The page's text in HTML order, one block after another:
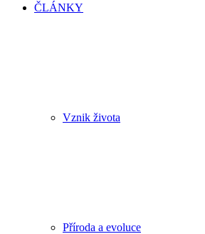
ČLÁNKY
Vznik života
Příroda a evoluce